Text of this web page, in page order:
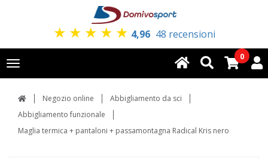
★ ★ ★ ★ ★ 4,96 48 recensioni
Toggle
navigation
0
Negozio online
Abbigliamento da sci
Abbigliamento funzionale
Maglia termica + pantaloni + passamontagna Radical Kris nero